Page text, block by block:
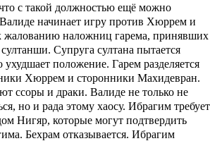
с такой должностью ещё можно
начинает игру против Хюррем и
жалованию наложниц гарема, принявших
Супруга султана пытается
ухудшает положение. Гарем разделяется
Хюррем и сторонники Махидевран.
ссоры и драки. Валиде не только не
но и рада этому хаосу. Ибрагим требует
Нигяр, которые могут подтвердить
Бехрам отказывается. Ибрагим